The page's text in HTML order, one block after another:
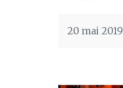
20 mai 2019